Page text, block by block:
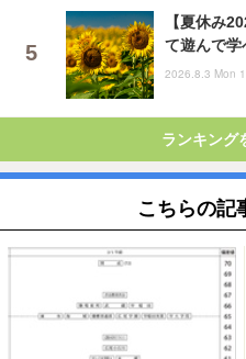
【夏休み
て遊んで学
2026.8.3 Mon
ランキング
こちらの記